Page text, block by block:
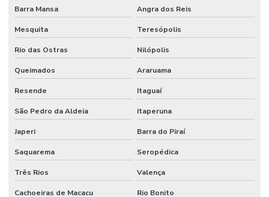
Barra Mansa Angra dos Reis
Mesquita Teresópolis
Rio das Ostras Nilópolis
Queimados Araruama
Resende Itaguaí
São Pedro da Aldeia Itaperuna
Japeri Barra do Piraí
Saquarema Seropédica
Três Rios Valença
Cachoeiras de Macacu Rio Bonito